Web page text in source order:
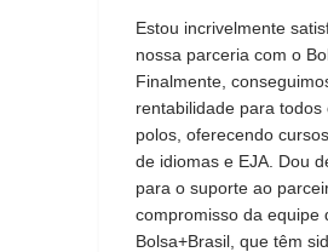
Estou incrivelmente
nossa parceria com o
Finalmente,
rentabilidade para todos
polos, oferecendo
de idiomas e EJA. Dou
para o suporte ao
compromisso da equipe
Bolsa+Brasil, que têm